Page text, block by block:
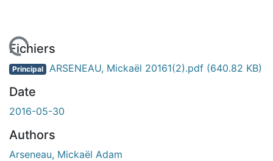
En cours de chargement...
Fichiers
Principal ARSENEAU, Mickaël 20161(2).pdf (640.82 KB)
Date
2016-05-30
Authors
Arseneau, Mickaël Adam